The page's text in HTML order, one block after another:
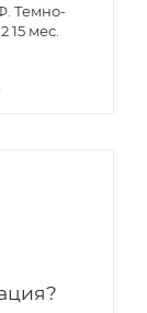
Темно-
15 мес.